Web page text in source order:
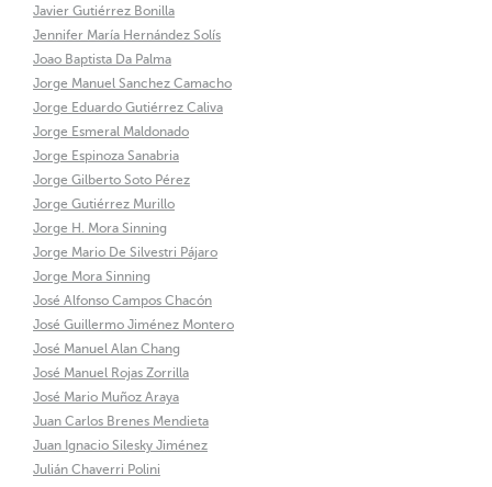
Javier Gutiérrez Bonilla
Jennifer María Hernández Solís
Joao Baptista Da Palma
Jorge Manuel Sanchez Camacho
Jorge Eduardo Gutiérrez Caliva
Jorge Esmeral Maldonado
Jorge Espinoza Sanabria
Jorge Gilberto Soto Pérez
Jorge Gutiérrez Murillo
Jorge H. Mora Sinning
Jorge Mario De Silvestri Pájaro
Jorge Mora Sinning
José Alfonso Campos Chacón
José Guillermo Jiménez Montero
José Manuel Alan Chang
José Manuel Rojas Zorrilla
José Mario Muñoz Araya
Juan Carlos Brenes Mendieta
Juan Ignacio Silesky Jiménez
Julián Chaverri Polini